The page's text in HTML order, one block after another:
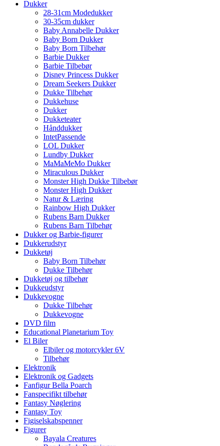
Dukker
28-31cm Modedukker
30-35cm dukker
Baby Annabelle Dukker
Baby Born Dukker
Baby Born Tilbehør
Barbie Dukker
Barbie Tilbebør
Disney Princess Dukker
Dream Seekers Dukker
Dukke Tilbehør
Dukkehuse
Dukker
Dukketeater
Hånddukker
IntetPassende
LOL Dukker
Lundby Dukker
MaMaMeMo Dukker
Miraculous Dukker
Monster High Dukke Tilbebør
Monster High Dukker
Natur & Læring
Rainbow High Dukker
Rubens Barn Dukker
Rubens Barn Tilbehør
Dukker og Barbie-figurer
Dukkerudstyr
Dukketøj
Baby Born Tilbehør
Dukke Tilbehør
Dukketøj og tilbehør
Dukkeudstyr
Dukkevogne
Dukke Tilbehør
Dukkevogne
DVD film
Educational Planetarium Toy
El Biler
Elbiler og motorcykler 6V
Tilbehør
Elektronik
Elektronik og Gadgets
Fanfigur Bella Poarch
Fanspecifikt tilbehør
Fantasy Nøglering
Fantasy Toy
Figiselskabspenner
Figurer
Bayala Creatures